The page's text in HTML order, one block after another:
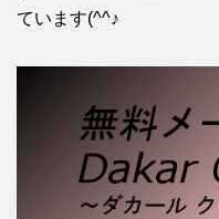
ています(^^♪